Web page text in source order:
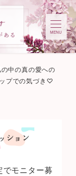
MENU
中の真の愛への
プでの気づき♡
モニター募